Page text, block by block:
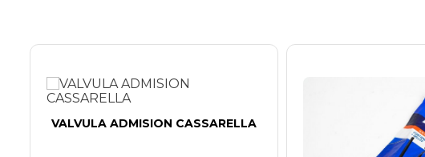
VALVULA ADMISION CASSARELLA